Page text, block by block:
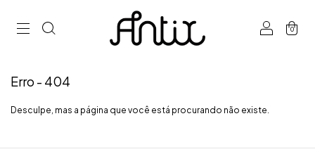
0
Erro - 404
Desculpe, mas a página que você está procurando não existe.